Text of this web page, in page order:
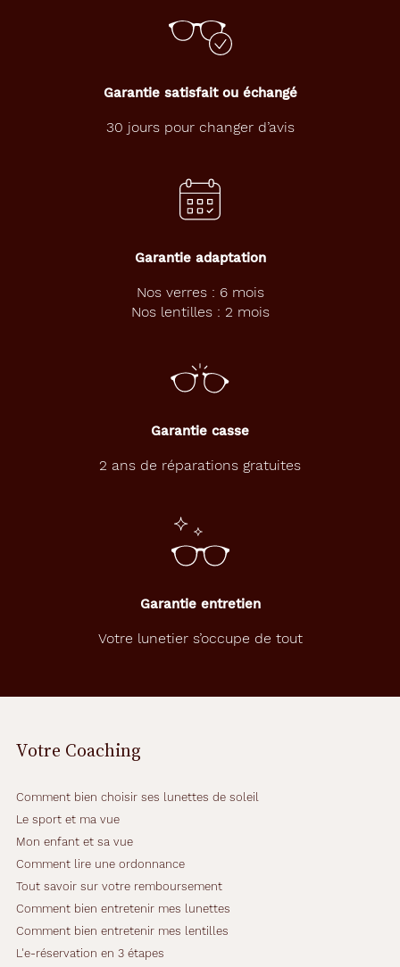
Garantie satisfait ou échangé
30 jours pour changer d’avis
Garantie adaptation
Nos verres : 6 mois
Nos lentilles : 2 mois
Garantie casse
2 ans de réparations gratuites
Garantie entretien
Votre lunetier s’occupe de tout
Votre Coaching
Comment bien choisir ses lunettes de soleil
Le sport et ma vue
Mon enfant et sa vue
Comment lire une ordonnance
Tout savoir sur votre remboursement
Comment bien entretenir mes lunettes
Comment bien entretenir mes lentilles
L'e-réservation en 3 étapes